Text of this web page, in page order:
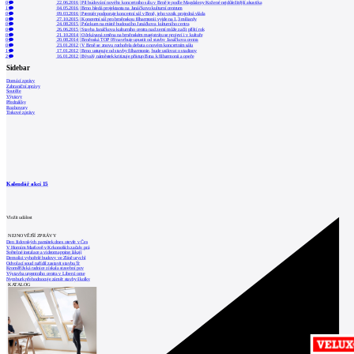
0 22.06.2016 |Při budování nového koncertního sálu v Brně je podle Magdaleny Kožené nejdůležitější akustika
1
04.05.2016 |Brno hledá projektanta na Janáčkovo kulturní centrum
0
09.03.2016 |Premiér podporuje koncertní sál v Brně, jeho vznik projedná vláda
0
27.10.2015 |Koncertní sál pro brněnskou filharmonii vyjde na 1,3 miliardy
0
24.08.2015 |Průzkum na místě budoucího Janáčkova kulturního centra
0
26.06.2015 |Stavba Janáčkova kulturního centra nad zemí může začít příští rok
0
21.10.2014 |Očekávaná změna na brněnském magistrátu se projeví i v kultuře
0
20.08.2014 |Brněnská TOP 09 navrhuje upustit od stavby Janáčkova centra
0
23.01.2012 |V Brně se znovu rozhořela debata o novém koncertním sálu
1
17.01.2012 |Brno ustupuje od stavby filharmonie, bude usilovat o stadiony
2 16.01.2012 |Bývalý náměstek kritizuje přístup Brna k filharmonii a opeře
Sidebar
Domácí zprávy
Zahraniční zprávy
Soutěže
Výstavy
Přednášky
Rozhovory
Tiskové zprávy
Kalendář akcí 15
Vložit událost
NEJNOVĚJŠÍ ZPRÁVY
Den židovských památek dnes otevře v Čes
V Horním Maršově v Krkonoších začaly prá
Světelné instalace a videomapping lákají
Demolici vyhořelé budovy ve Zlíně urychl
Odvolací soud nařídil zastavit stavbu Tr
Kroměřížská radnice získala stavební pov
Výstavba urgentního centra v Liberci ome
Nymburk přehodnocuje záměr stavby školky
KATALOG